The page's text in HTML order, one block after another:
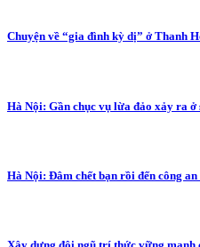
Chuyện về “gia đình kỳ dị” ở Thanh
Hà Nội: Gần chục vụ lừa đảo xảy ra ở
Hà Nội: Đâm chết bạn rồi đến công an